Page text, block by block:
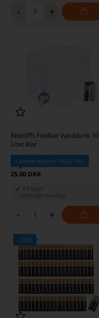
- +
Redcliffs Foldbar Vanddunk 10
Liter, Klar
Laveste stykpris: 18,00 DKK
25,00 DKK
På lager
-Afsendes mandag
- +
- 25%